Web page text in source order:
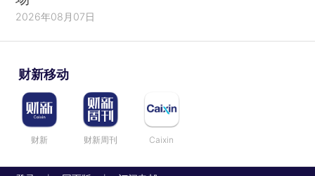
2026年08月07日
财新移动
财新 财新周刊 Caixin